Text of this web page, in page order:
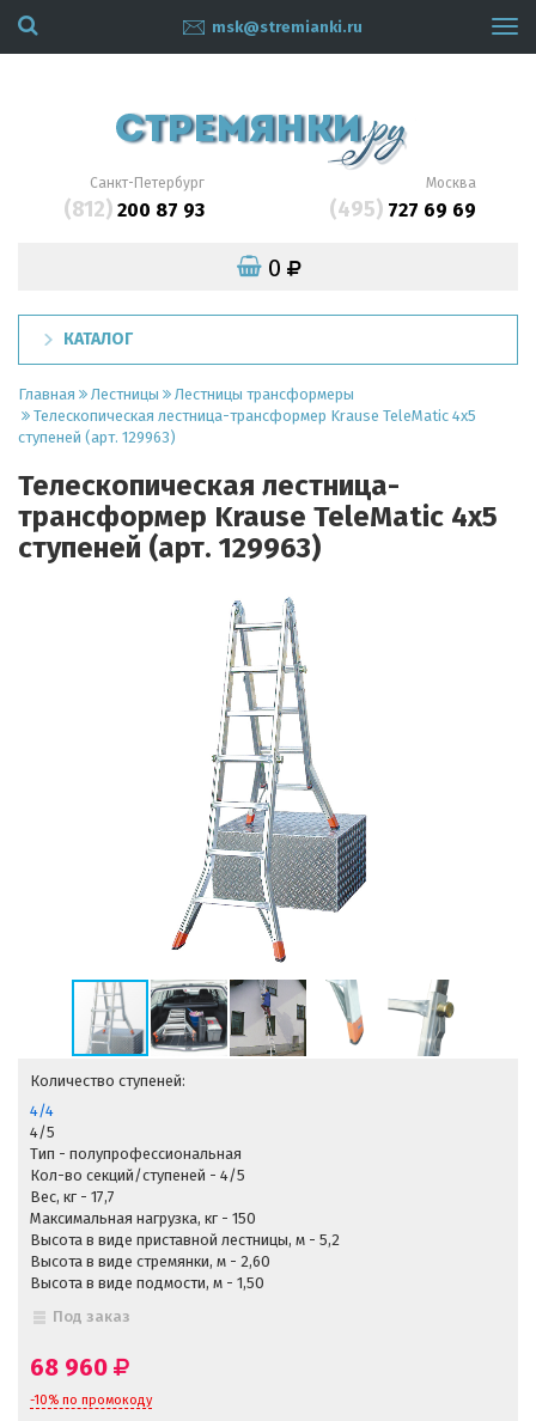
msk@stremianki.ru
Санкт-Петербург
(812) 200 87 93
Москва
(495)727 69 69
0
КАТАЛОГ
Главная Лестницы
Лестницы трансформеры
Телескопическая лестница-трансформер Krause TeleMatic 4x5
ступеней (арт. 129963)
Телескопическая лестница-
трансформер Krause TeleMatic 4x5
ступеней (арт. 129963)
Количество ступеней:
4/4
4/5
Тип - полупрофессиональная
Кол-во секций/ступеней - 4/5
Вес, кг - 17,7
Максимальная нагрузка, кг - 150
Высота в виде приставной лестницы, м - 5,2
Высота в виде стремянки, м - 2,60
Высота в виде подмости, м - 1,50
Под заказ
68 960
-10% по промокоду